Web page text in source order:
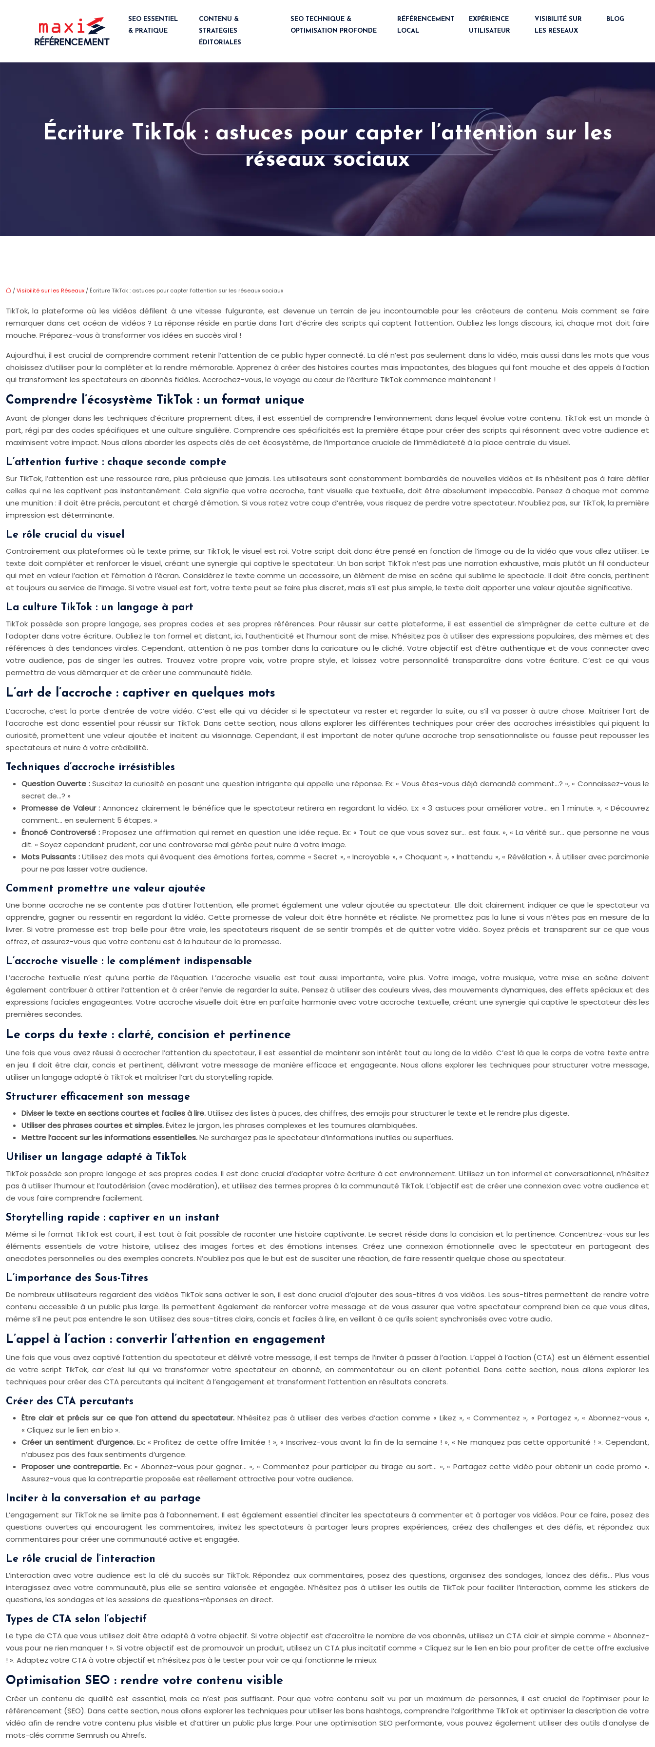
SEO ESSENTIEL
& PRATIQUE
CONTENU &
STRATÉGIES
ÉDITORIALES
SEO TECHNIQUE &
OPTIMISATION PROFONDE
RÉFÉRENCEMENT
LOCAL
EXPÉRIENCE
UTILISATEUR
VISIBILITÉ SUR
LES RÉSEAUX
BLOG
Écriture TikTok : astuces pour capter l’attention sur les
réseaux sociaux
/Visibilité sur les Réseaux / Écriture TikTok : astuces pour capter l’attention sur les réseaux sociaux
TikTok, la plateforme où les vidéos défilent à une vitesse fulgurante, est devenue un terrain de jeu incontournable pour les créateurs de contenu. Mais comment se faire
remarquer dans cet océan de vidéos ? La réponse réside en partie dans l’art d’écrire des scripts qui captent l’attention. Oubliez les longs discours, ici, chaque mot doit faire
mouche. Préparez-vous à transformer vos idées en succès viral !
Aujourd’hui, il est crucial de comprendre comment retenir l’attention de ce public hyper connecté. La clé n’est pas seulement dans la vidéo, mais aussi dans les mots que vous
choisissez d’utiliser pour la compléter et la rendre mémorable. Apprenez à créer des histoires courtes mais impactantes, des blagues qui font mouche et des appels à l’action
qui transforment les spectateurs en abonnés fidèles. Accrochez-vous, le voyage au cœur de l’écriture TikTok commence maintenant !
Comprendre l’écosystème TikTok : un format unique
Avant de plonger dans les techniques d’écriture proprement dites, il est essentiel de comprendre l’environnement dans lequel évolue votre contenu. TikTok est un monde à
part, régi par des codes spécifiques et une culture singulière. Comprendre ces spécificités est la première étape pour créer des scripts qui résonnent avec votre audience et
maximisent votre impact. Nous allons aborder les aspects clés de cet écosystème, de l’importance cruciale de l’immédiateté à la place centrale du visuel.
L’attention furtive : chaque seconde compte
Sur TikTok, l’attention est une ressource rare, plus précieuse que jamais. Les utilisateurs sont constamment bombardés de nouvelles vidéos et ils n’hésitent pas à faire défiler
celles qui ne les captivent pas instantanément. Cela signifie que votre accroche, tant visuelle que textuelle, doit être absolument impeccable. Pensez à chaque mot comme
une munition : il doit être précis, percutant et chargé d’émotion. Si vous ratez votre coup d’entrée, vous risquez de perdre votre spectateur. N’oubliez pas, sur TikTok, la première
impression est déterminante.
Le rôle crucial du visuel
Contrairement aux plateformes où le texte prime, sur TikTok, le visuel est roi. Votre script doit donc être pensé en fonction de l’image ou de la vidéo que vous allez utiliser. Le
texte doit compléter et renforcer le visuel, créant une synergie qui captive le spectateur. Un bon script TikTok n’est pas une narration exhaustive, mais plutôt un fil conducteur
qui met en valeur l’action et l’émotion à l’écran. Considérez le texte comme un accessoire, un élément de mise en scène qui sublime le spectacle. Il doit être concis, pertinent
et toujours au service de l’image. Si votre visuel est fort, votre texte peut se faire plus discret, mais s’il est plus simple, le texte doit apporter une valeur ajoutée significative.
La culture TikTok : un langage à part
TikTok possède son propre langage, ses propres codes et ses propres références. Pour réussir sur cette plateforme, il est essentiel de s’imprégner de cette culture et de
l’adopter dans votre écriture. Oubliez le ton formel et distant, ici, l’authenticité et l’humour sont de mise. N’hésitez pas à utiliser des expressions populaires, des mèmes et des
références à des tendances virales. Cependant, attention à ne pas tomber dans la caricature ou le cliché. Votre objectif est d’être authentique et de vous connecter avec
votre audience, pas de singer les autres. Trouvez votre propre voix, votre propre style, et laissez votre personnalité transparaître dans votre écriture. C’est ce qui vous
permettra de vous démarquer et de créer une communauté fidèle.
L’art de l’accroche : captiver en quelques mots
L’accroche, c’est la porte d’entrée de votre vidéo. C’est elle qui va décider si le spectateur va rester et regarder la suite, ou s’il va passer à autre chose. Maîtriser l’art de
l’accroche est donc essentiel pour réussir sur TikTok. Dans cette section, nous allons explorer les différentes techniques pour créer des accroches irrésistibles qui piquent la
curiosité, promettent une valeur ajoutée et incitent au visionnage. Cependant, il est important de noter qu’une accroche trop sensationnaliste ou fausse peut repousser les
spectateurs et nuire à votre crédibilité.
Techniques d’accroche irrésistibles
Question Ouverte :Suscitez la curiosité en posant une question intrigante qui appelle une réponse. Ex: « Vous êtes-vous déjà demandé comment…? », « Connaissez-vous le
secret de…? »
Promesse de Valeur :Annoncez clairement le bénéfice que le spectateur retirera en regardant la vidéo. Ex: « 3 astuces pour améliorer votre… en 1 minute. », « Découvrez
comment… en seulement 5 étapes. »
Énoncé Controversé :Proposez une affirmation qui remet en question une idée reçue. Ex: « Tout ce que vous savez sur… est faux. », « La vérité sur… que personne ne vous
dit. » Soyez cependant prudent, car une controverse mal gérée peut nuire à votre image.
Mots Puissants :Utilisez des mots qui évoquent des émotions fortes, comme « Secret », « Incroyable », « Choquant », « Inattendu », « Révélation ». À utiliser avec parcimonie
pour ne pas lasser votre audience.
Comment promettre une valeur ajoutée
Une bonne accroche ne se contente pas d’attirer l’attention, elle promet également une valeur ajoutée au spectateur. Elle doit clairement indiquer ce que le spectateur va
apprendre, gagner ou ressentir en regardant la vidéo. Cette promesse de valeur doit être honnête et réaliste. Ne promettez pas la lune si vous n’êtes pas en mesure de la
livrer. Si votre promesse est trop belle pour être vraie, les spectateurs risquent de se sentir trompés et de quitter votre vidéo. Soyez précis et transparent sur ce que vous
offrez, et assurez-vous que votre contenu est à la hauteur de la promesse.
L’accroche visuelle : le complément indispensable
L’accroche textuelle n’est qu’une partie de l’équation. L’accroche visuelle est tout aussi importante, voire plus. Votre image, votre musique, votre mise en scène doivent
également contribuer à attirer l’attention et à créer l’envie de regarder la suite. Pensez à utiliser des couleurs vives, des mouvements dynamiques, des effets spéciaux et des
expressions faciales engageantes. Votre accroche visuelle doit être en parfaite harmonie avec votre accroche textuelle, créant une synergie qui captive le spectateur dès les
premières secondes.
Le corps du texte : clarté, concision et pertinence
Une fois que vous avez réussi à accrocher l’attention du spectateur, il est essentiel de maintenir son intérêt tout au long de la vidéo. C’est là que le corps de votre texte entre
en jeu. Il doit être clair, concis et pertinent, délivrant votre message de manière efficace et engageante. Nous allons explorer les techniques pour structurer votre message,
utiliser un langage adapté à TikTok et maîtriser l’art du storytelling rapide.
Structurer efficacement son message
Diviser le texte en sections courtes et faciles à lire.Utilisez des listes à puces, des chiffres, des emojis pour structurer le texte et le rendre plus digeste.
Utiliser des phrases courtes et simples.Évitez le jargon, les phrases complexes et les tournures alambiquées.
Mettre l’accent sur les informations essentielles.Ne surchargez pas le spectateur d’informations inutiles ou superflues.
Utiliser un langage adapté à TikTok
TikTok possède son propre langage et ses propres codes. Il est donc crucial d’adapter votre écriture à cet environnement. Utilisez un ton informel et conversationnel, n’hésitez
pas à utiliser l’humour et l’autodérision (avec modération), et utilisez des termes propres à la communauté TikTok. L’objectif est de créer une connexion avec votre audience et
de vous faire comprendre facilement.
Storytelling rapide : captiver en un instant
Même si le format TikTok est court, il est tout à fait possible de raconter une histoire captivante. Le secret réside dans la concision et la pertinence. Concentrez-vous sur les
éléments essentiels de votre histoire, utilisez des images fortes et des émotions intenses. Créez une connexion émotionnelle avec le spectateur en partageant des
anecdotes personnelles ou des exemples concrets. N’oubliez pas que le but est de susciter une réaction, de faire ressentir quelque chose au spectateur.
L’importance des Sous-Titres
De nombreux utilisateurs regardent des vidéos TikTok sans activer le son, il est donc crucial d’ajouter des sous-titres à vos vidéos. Les sous-titres permettent de rendre votre
contenu accessible à un public plus large. Ils permettent également de renforcer votre message et de vous assurer que votre spectateur comprend bien ce que vous dites,
même s’il ne peut pas entendre le son. Utilisez des sous-titres clairs, concis et faciles à lire, en veillant à ce qu’ils soient synchronisés avec votre audio.
L’appel à l’action : convertir l’attention en engagement
Une fois que vous avez captivé l’attention du spectateur et délivré votre message, il est temps de l’inviter à passer à l’action. L’appel à l’action (CTA) est un élément essentiel
de votre script TikTok, car c’est lui qui va transformer votre spectateur en abonné, en commentateur ou en client potentiel. Dans cette section, nous allons explorer les
techniques pour créer des CTA percutants qui incitent à l’engagement et transforment l’attention en résultats concrets.
Créer des CTA percutants
Être clair et précis sur ce que l’on attend du spectateur.N’hésitez pas à utiliser des verbes d’action comme « Likez », « Commentez », « Partagez », « Abonnez-vous »,
« Cliquez sur le lien en bio ».
Créer un sentiment d’urgence. Ex: « Profitez de cette offre limitée ! », « Inscrivez-vous avant la fin de la semaine ! », « Ne manquez pas cette opportunité ! ». Cependant,
n’abusez pas des faux sentiments d’urgence.
Proposer une contrepartie. Ex: « Abonnez-vous pour gagner… », « Commentez pour participer au tirage au sort… », « Partagez cette vidéo pour obtenir un code promo ».
Assurez-vous que la contrepartie proposée est réellement attractive pour votre audience.
Inciter à la conversation et au partage
L’engagement sur TikTok ne se limite pas à l’abonnement. Il est également essentiel d’inciter les spectateurs à commenter et à partager vos vidéos. Pour ce faire, posez des
questions ouvertes qui encouragent les commentaires, invitez les spectateurs à partager leurs propres expériences, créez des challenges et des défis, et répondez aux
commentaires pour créer une communauté active et engagée.
Le rôle crucial de l’interaction
L’interaction avec votre audience est la clé du succès sur TikTok. Répondez aux commentaires, posez des questions, organisez des sondages, lancez des défis… Plus vous
interagissez avec votre communauté, plus elle se sentira valorisée et engagée. N’hésitez pas à utiliser les outils de TikTok pour faciliter l’interaction, comme les stickers de
questions, les sondages et les sessions de questions-réponses en direct.
Types de CTA selon l’objectif
Le type de CTA que vous utilisez doit être adapté à votre objectif. Si votre objectif est d’accroître le nombre de vos abonnés, utilisez un CTA clair et simple comme « Abonnez-
vous pour ne rien manquer ! ». Si votre objectif est de promouvoir un produit, utilisez un CTA plus incitatif comme « Cliquez sur le lien en bio pour profiter de cette offre exclusive
! ». Adaptez votre CTA à votre objectif et n’hésitez pas à le tester pour voir ce qui fonctionne le mieux.
Optimisation SEO : rendre votre contenu visible
Créer un contenu de qualité est essentiel, mais ce n’est pas suffisant. Pour que votre contenu soit vu par un maximum de personnes, il est crucial de l’optimiser pour le
référencement (SEO). Dans cette section, nous allons explorer les techniques pour utiliser les bons hashtags, comprendre l’algorithme TikTok et optimiser la description de votre
vidéo afin de rendre votre contenu plus visible et d’attirer un public plus large. Pour une optimisation SEO performante, vous pouvez également utiliser des outils d’analyse de
mots-clés comme Semrush ou Ahrefs.